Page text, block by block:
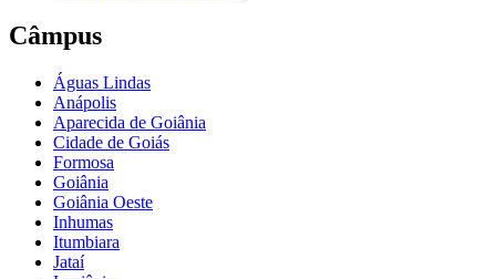
Câmpus
Águas Lindas
Anápolis
Aparecida de Goiânia
Cidade de Goiás
Formosa
Goiânia
Goiânia Oeste
Inhumas
Itumbiara
Jataí